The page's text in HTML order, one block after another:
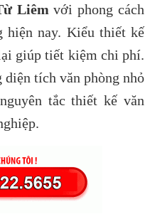
Liêmvớiphong cách
hiện nay. Kiểu thiết kế
giúp tiết kiệm chi phí.
tích văn phòng nhỏ
tắc thiết kế văn